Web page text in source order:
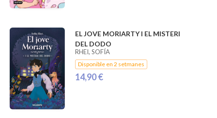
EL JOVE MORIARTY I EL MISTERI
DEL DODO
RHEI, SOFÍA
Disponible en 2 setmanes
14,90 €